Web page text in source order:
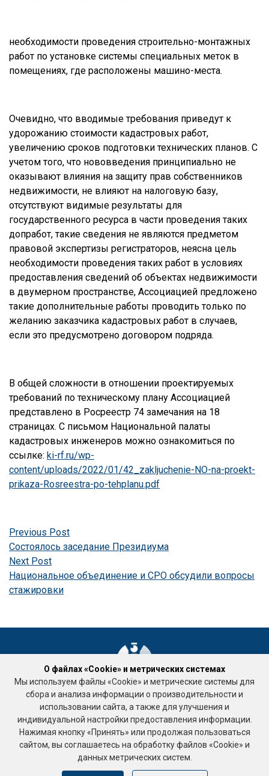
необходимости проведения строительно-монтажных
работ по установке системы специальных меток в
помещениях, где расположены машино-места.
Очевидно, что вводимые требования приведут к
удорожанию стоимости кадастровых работ,
увеличению сроков подготовки технических планов. С
учетом того, что нововведения принципиально не
оказывают влияния на защиту прав собственников
недвижимости, не влияют на налоговую базу,
отсутствуют видимые результаты для
государственного ресурса в части проведения таких
допработ, такие сведения не являются предметом
правовой экспертизы регистраторов, неясна цель
необходимости проведения таких работ в условиях
предоставления сведений об объектах недвижимости
в двумерном пространстве, Ассоциацией предложено
такие дополнительные работы проводить только по
желанию заказчика кадастровых работ в случаев,
если это предусмотрено договором подряда.
В общей сложности в отношении проектируемых
требований по техническому плану Ассоциацией
представлено в Росреестр 74 замечания на 18
страницах. С письмом Национальной палаты
кадастровых инженеров можно ознакомиться по
ссылке: ki-rf.ru/wp-
content/uploads/2022/01/42_zakljuchenie-NO-na-proekt-
prikaza-Rosreestra-po-tehplanu.pdf
Навигация
по
записям
Previous PostPrevious
post:
Состоялось заседание Президиума
Next PostNext
post:
Национальное объединение и СРО обсудили вопросы
стажировки
Ассоциация «Национальное объединение саморегулируемых
организаций кадастровых инженеров»
Подработка
123458, г. Москва, ул. Таллинская, д. 32, корпус 3 , офис 10
тел. +7 (495) 518-93-19
Е-mail: ki-rf@ya.ru
О файлах «Cookie» и метрических системах
Мы используем файлы «Cookie» и метрические системы для
сбора и анализа информации о производительности и
использовании сайта, а также для улучшения и
индивидуальной настройки предоставления информации.
Нажимая кнопку «Принять» или продолжая пользоваться
сайтом, вы соглашаетесь на обработку файлов «Cookie» и
данных метрических систем.